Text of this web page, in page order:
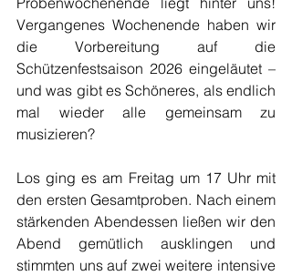
Vergangenes Wochenende haben wir
die Vorbereitung auf die
Schützenfestsaison 2026 eingeläutet –
und was gibt es Schöneres, als endlich
mal wieder alle gemeinsam zu
musizieren?
Los ging es am Freitag um 17 Uhr mit
den ersten Gesamtproben. Nach einem
stärkenden Abendessen ließen wir den
Abend gemütlich ausklingen und
stimmten uns auf zwei weitere intensive